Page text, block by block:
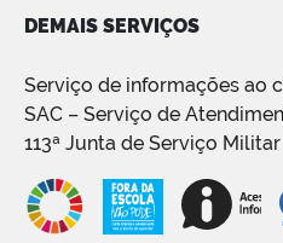
DEMAIS SERVIÇOS
Serviço de informações ao
SAC – Serviço de
113ª Junta de Serviço Militar